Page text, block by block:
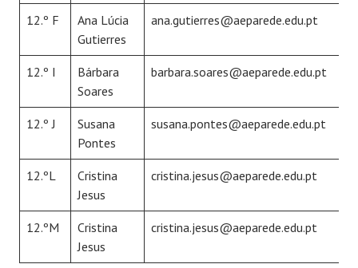
12.º F
Ana Lúcia
Gutierres
ana.gutierres@aeparede.edu.pt
12.º I
Bárbara
Soares
barbara.soares@aeparede.edu.pt
12.º J
Susana
Pontes
susana.pontes@aeparede.edu.pt
12.ºL
Cristina
Jesus
cristina.jesus@aeparede.edu.pt
12.ºM
Cristina
Jesus
cristina.jesus@aeparede.edu.pt